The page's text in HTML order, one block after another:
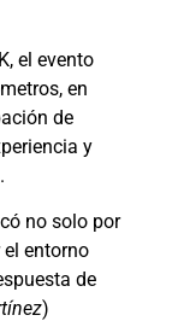
el evento
en
de
y
no solo por
entorno
de
)